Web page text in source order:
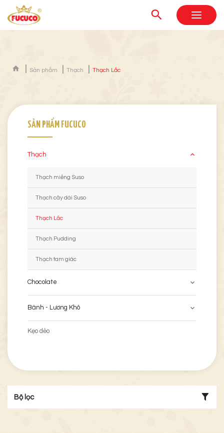
Sản phẩm Thạch Thạch Lắc
SẢN PHẨM FUCUCO
Thạch
Thạch miếng Suso
Thạch cây dài Suso
Thạch Lắc
Thạch Pudding
Thạch tam giác
Chocolate
Bánh - Lương Khô
Kẹo dẻo
Bộ lọc